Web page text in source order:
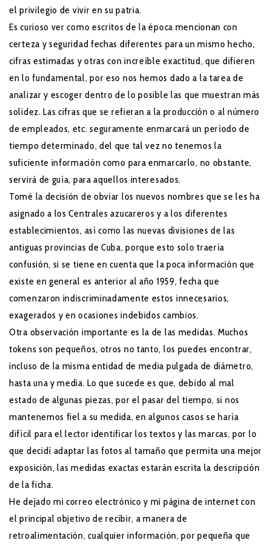
el privilegio de vivir en su patria.
Es curioso ver como escritos de la época mencionan con
certeza y seguridad fechas diferentes para un mismo hecho,
cifras estimadas y otras con increíble exactitud, que difieren
en lo fundamental, por eso nos hemos dado a la tarea de
analizar y escoger dentro de lo posible las que muestran más
solidez. Las cifras que se refieran a la producción o al número
de empleados, etc. seguramente enmarcará un período de
tiempo determinado, del que tal vez no tenemos la
suficiente información como para enmarcarlo, no obstante,
servirá de guía, para aquellos interesados.
Tomé la decisión de obviar los nuevos nombres que se les ha
asignado a los Centrales azucareros y a los diferentes
establecimientos, así como las nuevas divisiones de las
antiguas provincias de Cuba, porque esto solo traería
confusión, si se tiene en cuenta que la poca información que
existe en general es anterior al año 1959, fecha que
comenzaron indiscriminadamente estos innecesarios,
exagerados y en ocasiones indebidos cambios.
Otra observación importante es la de las medidas. Muchos
tokens son pequeños, otros no tanto, los puedes encontrar,
incluso de la misma entidad de media pulgada de diámetro,
hasta una y media. Lo que sucede es que, debido al mal
estado de algunas piezas, por el pasar del tiempo, si nos
mantenemos fiel a su medida, en algunos casos se haría
difícil para el lector identificar los textos y las marcas, por lo
que decidí adaptar las fotos al tamaño que permita una mejor
exposición, las medidas exactas estarán escrita la descripción
de la ficha.
He dejado mi correo electrónico y mi página de internet con
el principal objetivo de recibir, a manera de
retroalimentación, cualquier información, por pequeña que